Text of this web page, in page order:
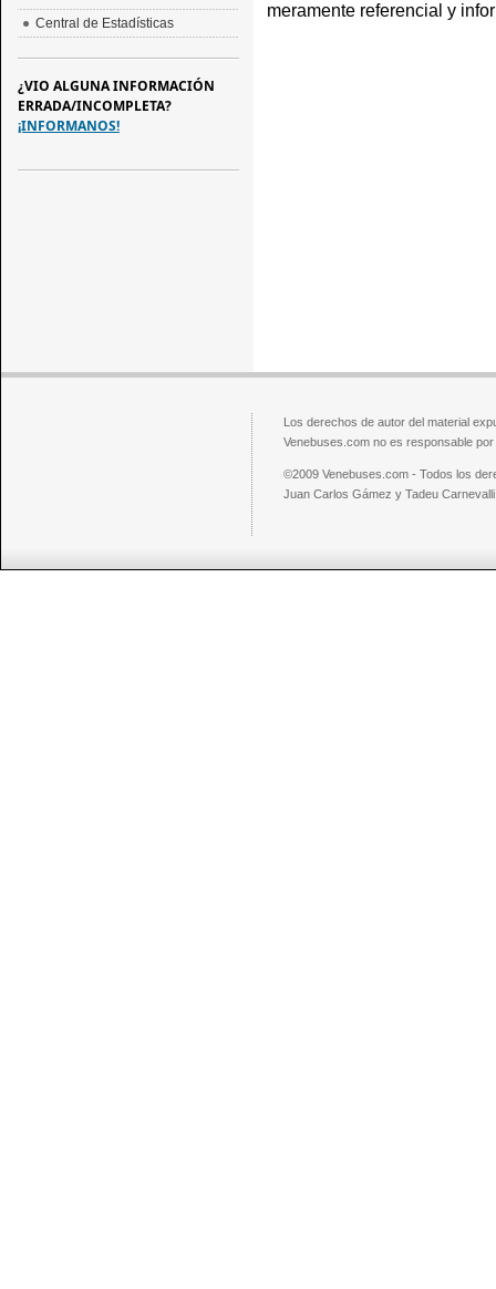
meramente referencial y
Central de Estadísticas
¿VIO ALGUNA INFORMACIÓN
ERRADA/INCOMPLETA?
¡INFORMANOS!
Los derechos de autor del material
Venebuses.com no es responsable
©2009 Venebuses.com - Todos los
Juan Carlos Gámez y Tadeu Carnevalli